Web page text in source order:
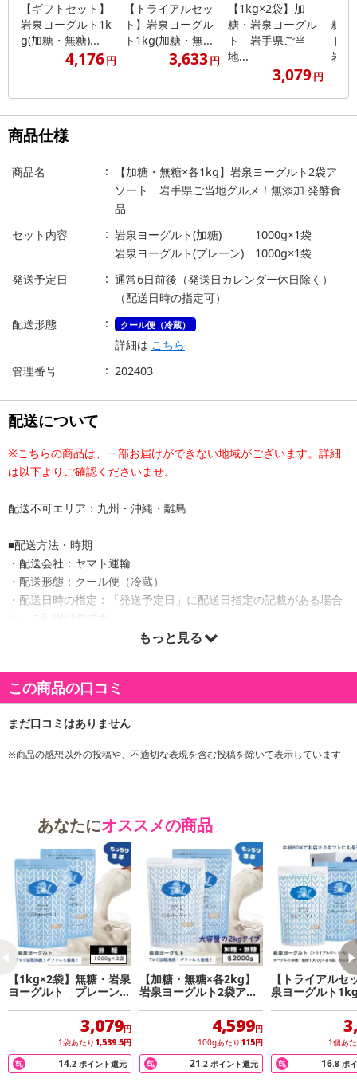
【ギフトセット】
岩泉ヨーグルト1k
g(加糖・無糖)...
4,176円
【トライアルセッ
ト】岩泉ヨーグル
ト1kg(加糖・無...
3,633円
【1kg×2袋】加
糖・岩泉ヨーグル
ト 岩手県ご当
地...
3,079円
糖・
ト
岩...
商品仕様
商品名
【加糖・無糖×各1kg】岩泉ヨーグルト2袋ア
ソート 岩手県ご当地グルメ！無添加 発酵食
品
セット内容
岩泉ヨーグルト(加糖) 1000g×1袋
岩泉ヨーグルト(プレーン) 1000g×1袋
発送予定日
通常6日前後（発送日カレンダー休日除く）
（配送日時の指定可）
配送形態
クール便（冷蔵）
詳細は こちら
管理番号
202403
配送について
※こちらの商品は、一部お届けができない地域がございます。詳細
は以下よりご確認くださいませ。
配送不可エリア：九州・沖縄・離島
■配送方法・時期
・配送会社：ヤマト運輸
・配送形態：クール便（冷蔵）
・配送日時の指定：「発送予定日」に配送日指定の記載がある場合
に、ご利用可能です。
※発送予定日は到着日ではありません。
商品詳細
もっと見る
この商品の口コミ
※商品の感想以外の投稿や、不適切な表現を含む投稿を除いて表示しています
あなたにオススメの商品
【1kg×2袋】無糖・岩泉
ヨーグルト プレーン
岩手県ご当地グルメ！食
感やみつき！ 発酵食品
3,079円
1袋あたり 1,539.5円
14.2 ポイント還元
【加糖・無糖×各2kg】
岩泉ヨーグルト2袋アソ
ート 岩手県ご当地グル
メ！無添加 発酵食品
4,599円
100gあたり 115円
21.2 ポイント還元
【トライアルセ
泉ヨーグルト
ヨーグルト
1個あ
16.8 ポ